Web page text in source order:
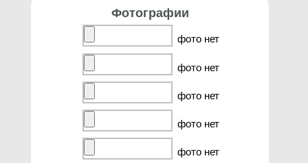
Фотографии
фото нет
фото нет
фото нет
фото нет
фото нет